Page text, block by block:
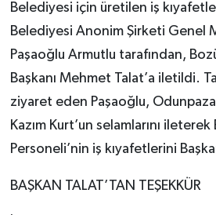
Belediyesi için üretilen iş
Belediyesi Anonim Şirketi Genel
Paşaoğlu Armutlu tarafından,
Başkanı Mehmet Talat’a iletildi.
ziyaret eden Paşaoğlu,
Kazım Kurt’un selamlarını
Personeli’nin iş kıyafetlerini
BAŞKAN TALAT’TAN TEŞEKKÜR